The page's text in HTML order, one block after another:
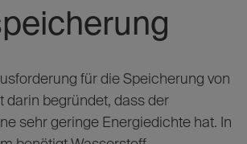
für die Speicherung von
darin begründet, dass der
sehr geringe Energiedichte hat. In